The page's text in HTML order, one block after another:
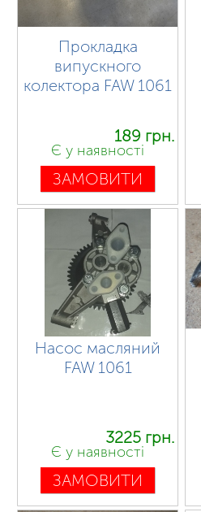
Прокладка
випускного
колектора FAW 1061
189 грн.
Є у наявності
ЗАМОВИТИ
Насос масляний
FAW 1061
3225 грн.
Є у наявності
ЗАМОВИТИ